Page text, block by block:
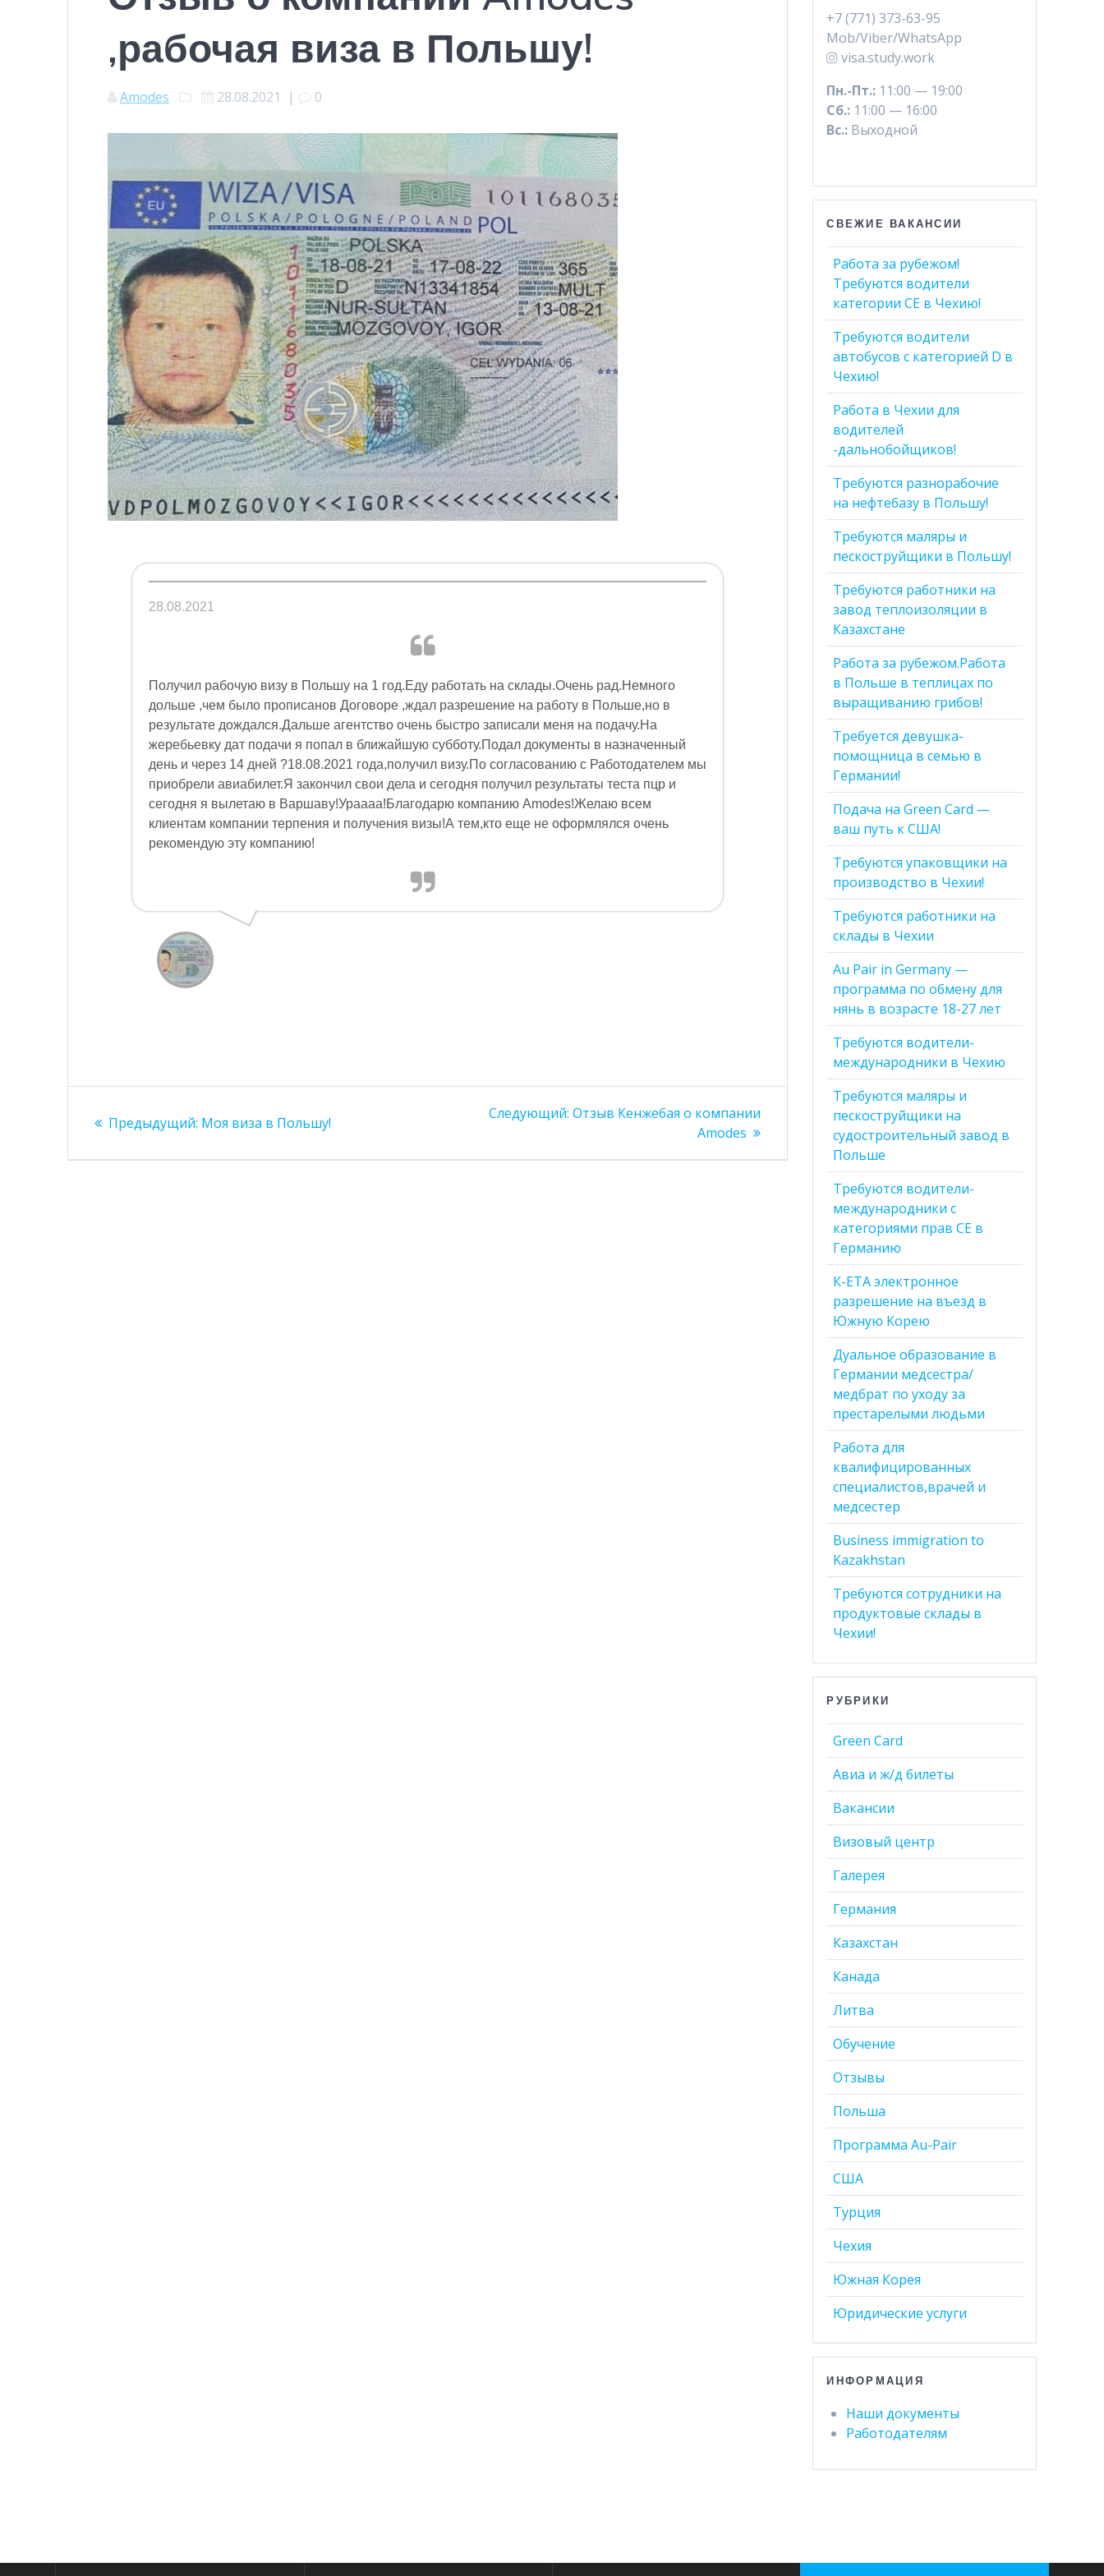
,рабочая виза в Польшу!
Amodes 28.08.2021 | 0
28.08.2021
Получил рабочую визу в Польшу на 1 год.Еду работать на склады.Очень рад.Немного
дольше ,чем было прописанов Договоре ,ждал разрешение на работу в Польше,но в
результате дождался.Дальше агентство очень быстро записали меня на подачу.На
жеребьевку дат подачи я попал в ближайшую субботу.Подал документы в назначенный
день и через 14 дней ?18.08.2021 года,получил визу.По согласованию с Работодателем мы
приобрели авиабилет.Я закончил свои дела и сегодня получил результаты теста пцр и
сегодня я вылетаю в Варшаву!Ураааа!Благодарю компанию Amodes!Желаю всем
клиентам компании терпения и получения визы!А тем,кто еще не оформлялся очень
рекомендую эту компанию!
Предыдущий: Предыдущая
Моя виза в Польшу!
Следующий: Следующая
Отзыв Кенжебая о компании
Amodes
+7 (771) 373-63-95
Mob/Viber/WhatsApp
visa.study.work
Пн.-Пт.: 11:00 — 19:00
Сб.: 11:00 — 16:00
Вс.: Выходной
СВЕЖИЕ ВАКАНСИИ
Работа за рубежом!
Требуются водители
категории СЕ в Чехию!
Требуются водители
автобусов с категорией D в
Чехию!
Работа в Чехии для
водителей
-дальнобойщиков!
Требуются разнорабочие
на нефтебазу в Польшу!
Требуются маляры и
пескоструйщики в Польшу!
Требуются работники на
завод теплоизоляции в
Казахстане
Работа за рубежом.Работа
в Польше в теплицах по
выращиванию грибов!
Требуется девушка-
помощница в семью в
Германии!
Подача на Green Card —
ваш путь к США!
Требуются упаковщики на
производство в Чехии!
Требуются работники на
склады в Чехии
Au Pair in Germany —
программа по обмену для
нянь в возрасте 18-27 лет
Требуются водители-
международники в Чехию
Требуются маляры и
пескоструйщики на
судостроительный завод в
Польше
Требуются водители-
международники с
категориями прав CE в
Германию
К-ЕТА электронное
разрешение на въезд в
Южную Корею
Дуальное образование в
Германии медсестра/
медбрат по уходу за
престарелыми людьми
Работа для
квалифицированных
специалистов,врачей и
медсестер
Business immigration to
Kazakhstan
Требуются сотрудники на
продуктовые склады в
Чехии!
РУБРИКИ
Green Card
Авиа и ж/д билеты
Вакансии
Визовый центр
Галерея
Германия
Казахстан
Канада
Литва
Обучение
Отзывы
Польша
Программа Au-Pair
США
Турция
Чехия
Южная Корея
Юридические услуги
ИНФОРМАЦИЯ
Наши документы
Работодателям